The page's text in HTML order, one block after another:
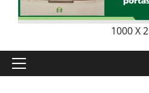
1000 X
Primary